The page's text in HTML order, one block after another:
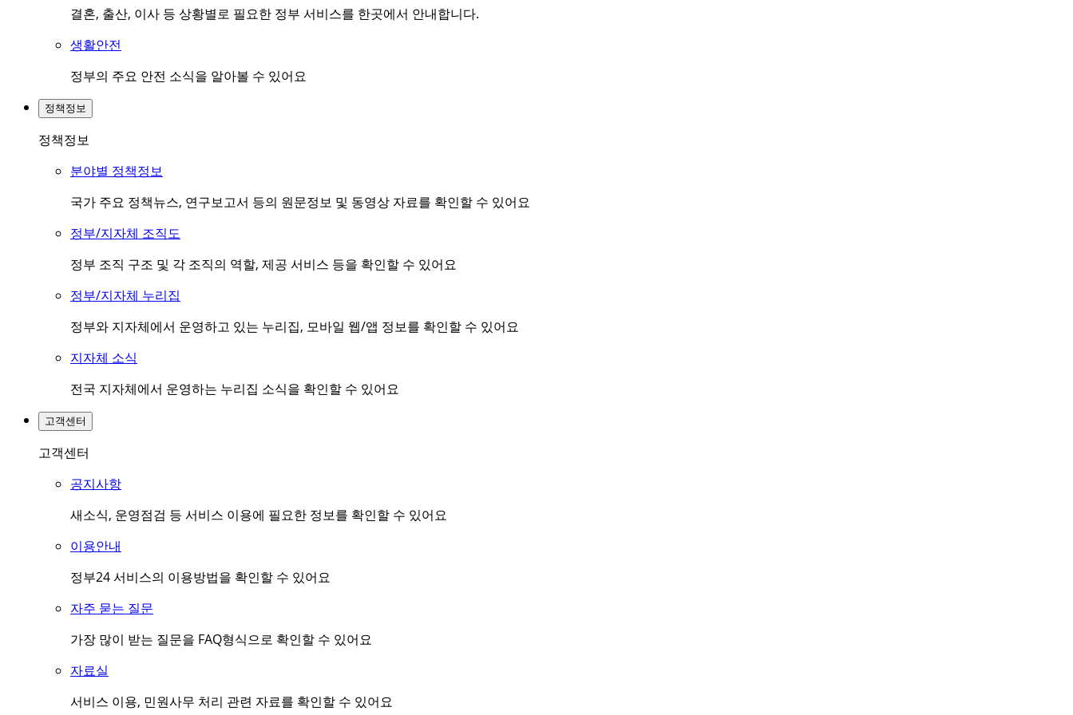
결혼, 출산, 이사 등 상황별로 필요한 정부 서비스를 한곳에서 안내합니다.
생활안전
정부의 주요 안전 소식을 알아볼 수 있어요
정책정보
정책정보
분야별 정책정보
국가 주요 정책뉴스, 연구보고서 등의 원문정보 및 동영상 자료를 확인할 수 있어요
정부/지자체 조직도
정부 조직 구조 및 각 조직의 역할, 제공 서비스 등을 확인할 수 있어요
정부/지자체 누리집
정부와 지자체에서 운영하고 있는 누리집, 모바일 웹/앱 정보를 확인할 수 있어요
지자체 소식
전국 지자체에서 운영하는 누리집 소식을 확인할 수 있어요
고객센터
고객센터
공지사항
새소식, 운영점검 등 서비스 이용에 필요한 정보를 확인할 수 있어요
이용안내
정부24 서비스의 이용방법을 확인할 수 있어요
자주 묻는 질문
가장 많이 받는 질문을 FAQ형식으로 확인할 수 있어요
자료실
서비스 이용, 민원사무 처리 관련 자료를 확인할 수 있어요